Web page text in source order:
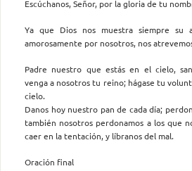
Escúchanos, Señor, por la gloria de tu
Ya que Dios nos muestra siempre su
amorosamente por nosotros, nos
Padre nuestro que estás en el cielo,
venga a nosotros tu reino; hágase tu
cielo.
Danos hoy nuestro pan de cada día;
también nosotros perdonamos a los que
caer en la tentación, y líbranos del mal.
Oración final